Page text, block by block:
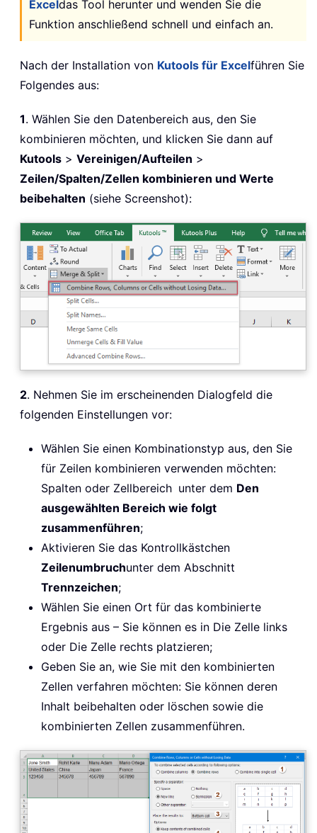
Exceldas Tool herunter und wenden Sie die
Funktion anschließend schnell und einfach an.
Nach der Installation von Kutools für Excelführen Sie
Folgendes aus:
1. Wählen Sie den Datenbereich aus, den Sie
kombinieren möchten, und klicken Sie dann auf
Kutools > Vereinigen/Aufteilen >
Zeilen/Spalten/Zellen kombinieren und Werte
beibehalten (siehe Screenshot):
2. Nehmen Sie im erscheinenden Dialogfeld die
folgenden Einstellungen vor:
Wählen Sie einen Kombinationstyp aus, den Sie
für Zeilen kombinieren verwenden möchten:
Spalten oder Zellbereich unter dem Den
ausgewählten Bereich wie folgt
zusammenführen;
Aktivieren Sie das Kontrollkästchen
Zeilenumbruchunter dem Abschnitt
Trennzeichen;
Wählen Sie einen Ort für das kombinierte
Ergebnis aus – Sie können es in Die Zelle links
oder Die Zelle rechts platzieren;
Geben Sie an, wie Sie mit den kombinierten
Zellen verfahren möchten: Sie können deren
Inhalt beibehalten oder löschen sowie die
kombinierten Zellen zusammenführen.